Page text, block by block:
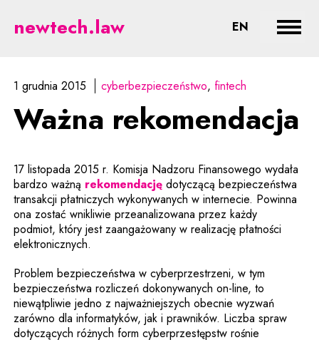
Ważna rekomendacja - prawne
newtech.law EN CHANGE
1 grudnia 2015 cyberbezpieczeństwo fintech
Ważna rekomendacja
17 listopada 2015 r. Komisja Nadzoru Finansowego wydała
bardzo ważną rekomendacjęUwaga, link zostanie
dotyczącą bezpieczeństwa
transakcji płatniczych wykonywanych w internecie. Powinna
ona zostać wnikliwie przeanalizowana przez każdy
podmiot, który jest zaangażowany w realizację płatności
elektronicznych.
Problem bezpieczeństwa w cyberprzestrzeni, w tym
bezpieczeństwa rozliczeń dokonywanych on-line, to
niewątpliwie jedno z najważniejszych obecnie wyzwań
zarówno dla informatyków, jak i prawników. Liczba spraw
dotyczących różnych form cyberprzestępstw rośnie